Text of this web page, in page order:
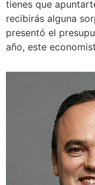
tienes que
recibirás alguna
presentó el
año, este